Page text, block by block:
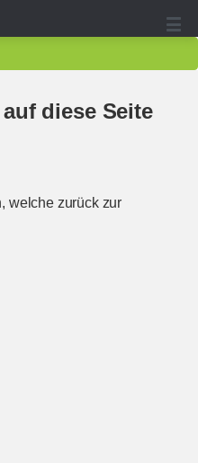
diese Seite
welche zurück zur